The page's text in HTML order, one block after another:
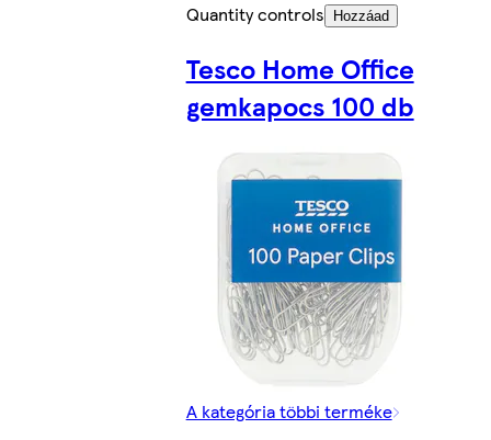
Quantity controls
Hozzáad
Tesco Home Office
gemkapocs 100 db
A kategória többi terméke